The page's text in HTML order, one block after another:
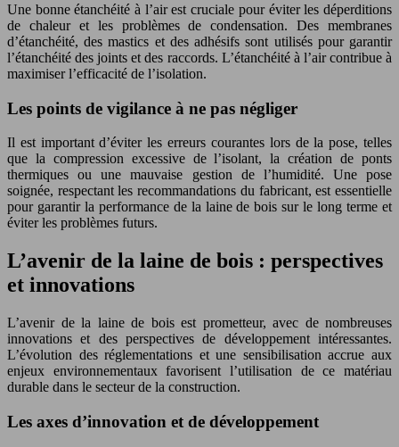
Une bonne étanchéité à l’air est cruciale pour éviter les déperditions
de chaleur et les problèmes de condensation. Des membranes
d’étanchéité, des mastics et des adhésifs sont utilisés pour garantir
l’étanchéité des joints et des raccords. L’étanchéité à l’air contribue à
maximiser l’efficacité de l’isolation.
Les points de vigilance à ne pas négliger
Il est important d’éviter les erreurs courantes lors de la pose, telles
que la compression excessive de l’isolant, la création de ponts
thermiques ou une mauvaise gestion de l’humidité. Une pose
soignée, respectant les recommandations du fabricant, est essentielle
pour garantir la performance de la laine de bois sur le long terme et
éviter les problèmes futurs.
L’avenir de la laine de bois : perspectives
et innovations
L’avenir de la laine de bois est prometteur, avec de nombreuses
innovations et des perspectives de développement intéressantes.
L’évolution des réglementations et une sensibilisation accrue aux
enjeux environnementaux favorisent l’utilisation de ce matériau
durable dans le secteur de la construction.
Les axes d’innovation et de développement